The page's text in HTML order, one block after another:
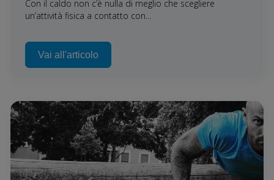
Con il caldo non c’è nulla di meglio che scegliere
un’attività fisica a contatto con...
Vai all'articolo